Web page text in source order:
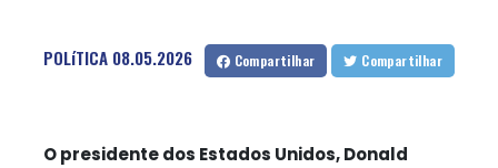
POLíTICA 08.05.2026 Compartilhar Compartilhar
O presidente dos Estados Unidos, Donald